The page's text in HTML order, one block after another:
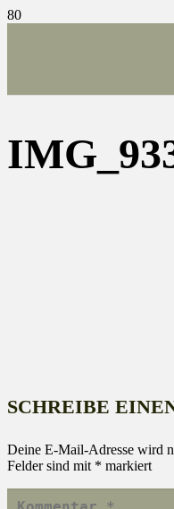
SCHREIBE
Deine E-Mail-Adresse wird
Felder sind mit * markiert